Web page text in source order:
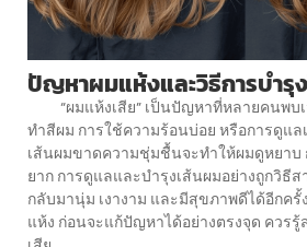
ปัญหาผมแห้งและวิธีการบำรุ
“ผมแห้งเสีย” เป็นปัญหาที่หลายคนพบเ
ทำสีผม การใช้ความร้อนบ่อย หรือการดูแล
เส้นผมขาดความชุ่มชื้นจะทำให้ผมดูหยาบ
ยาก การดูแลและบำรุงเส้นผมอย่างถูกวิธี
กลับมานุ่ม เงางาม และมีสุขภาพดีได้อีกค
แห้ง ก่อนจะแก้ปัญหาได้อย่างตรงจุด ควรรู้